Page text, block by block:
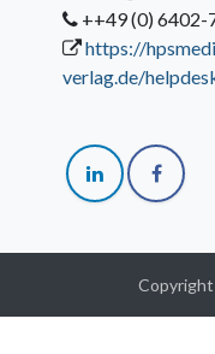
++49 (0) 6402-
https://
verlag.de/